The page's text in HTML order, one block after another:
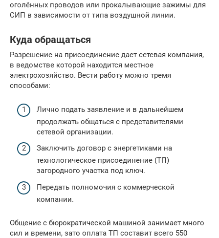
оголённых проводов или прокалывающие зажимы для
СИП в зависимости от типа воздушной линии.
Куда обращаться
Разрешение на присоединение дает сетевая компания,
в ведомстве которой находится местное
электрохозяйство. Вести работу можно тремя
способами:
Лично подать заявление и в дальнейшем
продолжать общаться с представителями
сетевой организации.
Заключить договор с энергетиками на
технологическое присоединение (ТП)
загородного участка под ключ.
Передать полномочия с коммерческой
компании.
Общение с бюрократической машиной занимает много
сил и времени, зато оплата ТП составит всего 550